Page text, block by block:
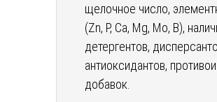
щелочное число,
(Zn, P, Ca, Mg, Mo, B),
детергентов,
антиоксидантов,
добавок.